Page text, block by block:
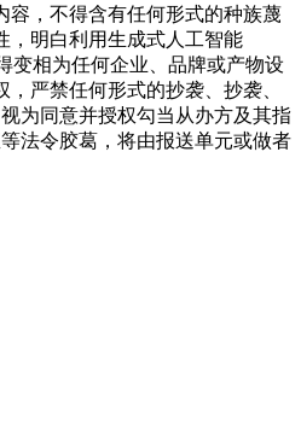
容，不得含有任何形式的种族蔑
，明白利用生成式人工智能
变相为任何企业、品牌或产物设
严禁任何形式的抄袭、抄袭、
为同意并授权勾当从办方及其指
法令胶葛，将由报送单元或做者